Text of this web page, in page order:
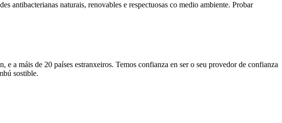
antibacterianas naturais, renovables e respectuosas co medio ambiente. Probar
a máis de 20 países estranxeiros. Temos confianza en ser o seu provedor de confianza
sostible.